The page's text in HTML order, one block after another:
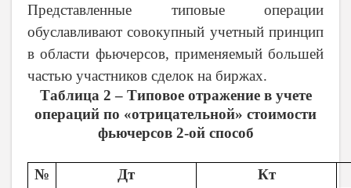
Представленные типовые операции
обуславливают совокупный учетный принцип
в области фьючерсов, применяемый большей
частью участников сделок на биржах.
Таблица 2 – Типовое отражение в учете
операций по «отрицательной» стоимости
фьючерсов 2-ой способ
№ Дт Кт